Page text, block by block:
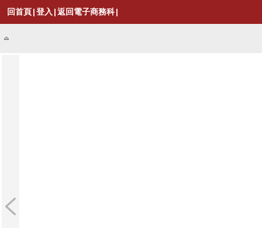
回首頁|登入 |返回電子商務科|